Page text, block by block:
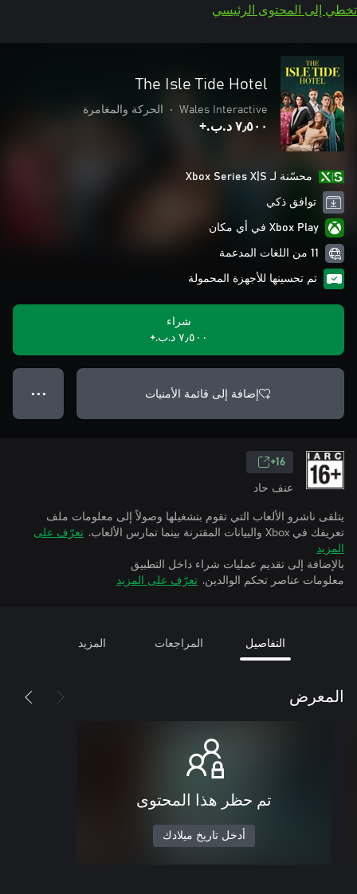
تخطي إلى المحتوى الرئيسي
The Isle Tide Hotel
Wales Interactive
• الحركة والمغامرة
٧٫٥٠٠ د.ب.‏+
محسّنة لـ Xbox Series X|S
توافق ذكي
Xbox Play في أي مكان
11 من اللغات المدعمة
تم تحسينها للأجهزة المحمولة
شراء
٧٫٥٠٠ د.ب.‏+
إضافة إلى قائمة الأمنيات ● ● ●
16+
عنف حاد
يتلقى ناشرو الألعاب التي تقوم بتشغيلها وصولاً إلى معلومات ملف
تعريفك في Xbox والبيانات المقترنة بينما تمارس الألعاب.
تعرّف على
المزيد
بالإضافة إلى تقديم عمليات شراء داخل التطبيق
معلومات عناصر تحكم الوالدين. تعرّف على المزيد
التفاصيل المراجعات المزيد
المعرض
تم حظر هذا المحتوى
أدخل تاريخ ميلادك